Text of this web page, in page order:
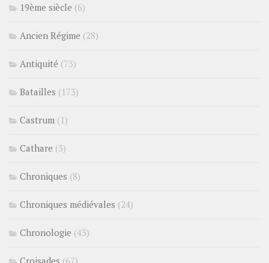
19ème siècle (6)
Ancien Régime (28)
Antiquité (73)
Batailles (173)
Castrum (1)
Cathare (3)
Chroniques (8)
Chroniques médiévales (24)
Chronologie (43)
Croisades (67)